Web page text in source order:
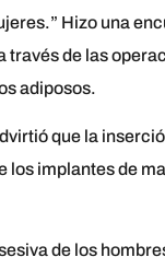
Hizo una
través de las
adiposos.
que la
los implantes de
de los